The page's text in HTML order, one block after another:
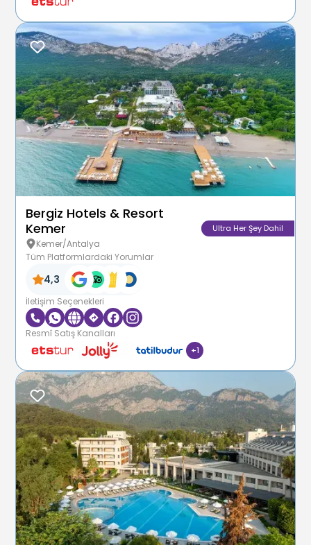
Bergiz Hotels & Resort
Kemer
Kemer/Antalya
Ultra Her Şey Dahil
Tüm Platformlardaki Yorumlar
4,3
İletişim Seçenekleri
Resmî Satış Kanalları
+1